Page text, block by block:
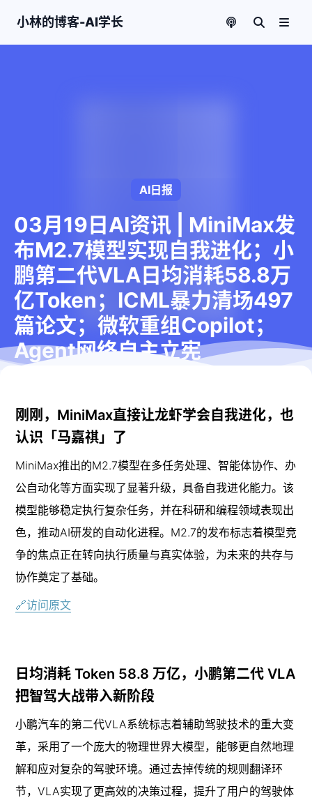
小林的博客-AI学长
AI日报
03月19日AI资讯 | MiniMax发
布M2.7模型实现自我进化；小
鹏第二代VLA日均消耗58.8万
亿Token；ICML暴力清场497
篇论文；微软重组Copilot；
Agent网络自主立宪
19
19
刚刚，MiniMax直接让龙虾学会自我进化，也
认识「马嘉祺」了
MiniMax推出的M2.7模型在多任务处理、智能体协作、办
公自动化等方面实现了显著升级，具备自我进化能力。该
模型能够稳定执行复杂任务，并在科研和编程领域表现出
色，推动AI研发的自动化进程。M2.7的发布标志着模型竞
争的焦点正在转向执行质量与真实体验，为未来的共存与
协作奠定了基础。
🔗访问原文
日均消耗 Token 58.8 万亿，小鹏第二代 VLA
把智驾大战带入新阶段
小鹏汽车的第二代VLA系统标志着辅助驾驶技术的重大变
革，采用了一个庞大的物理世界大模型，能够更自然地理
解和应对复杂的驾驶环境。通过去掉传统的规则翻译环
节，VLA实现了更高效的决策过程，提升了用户的驾驶体